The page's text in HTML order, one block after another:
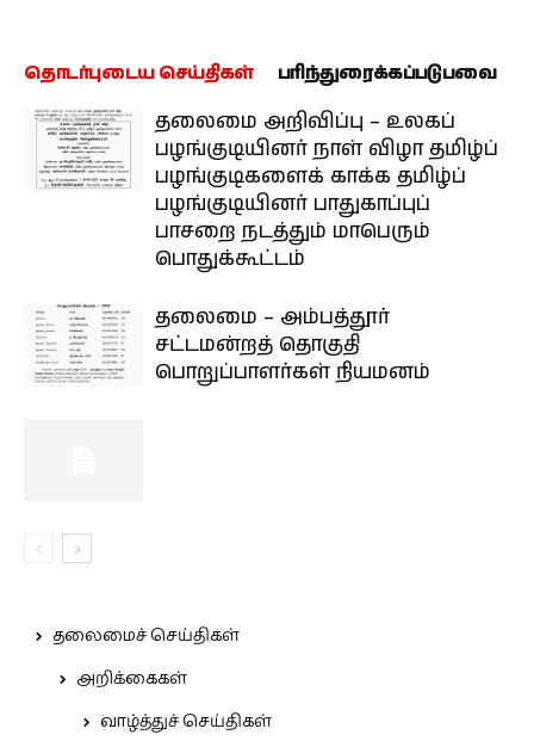
தொடர்புடைய செய்திகள் பரிந்துரைக்கப்படுபவை
தலைமை அறிவிப்பு – உலகப்
பழங்குடியினர் நாள் விழா தமிழ்ப்
பழங்குடிகளைக் காக்க தமிழ்ப்
பழங்குடியினர் பாதுகாப்புப்
பாசறை நடத்தும் மாபெரும்
பொதுக்கூட்டம்
தலைமை – அம்பத்தூர்
சட்டமன்றத் தொகுதி
பொறுப்பாளர்கள் நியமனம்
தலைமைச் செய்திகள்
அறிக்கைகள்
வாழ்த்துச் செய்திகள்